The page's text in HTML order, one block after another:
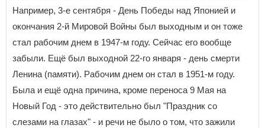
Например, 3-е сентября - День Победы над Японией и
окончания 2-й Мировой Войны был выходным и он тоже
стал рабочим днем в 1947-м году. Сейчас его вообще
забыли. Ещё был выходной 22-го января - день смерти
Ленина (памяти). Рабочим днем он стал в 1951-м году.
Была и ещё одна причина, кроме переноса 9 Мая на
Новый Год - это действительно был "Праздник со
слезами на глазах" - и речи не было о том, что зажили